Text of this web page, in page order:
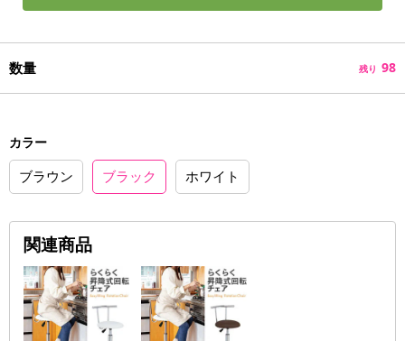
数量 残り 98
カラー
ブラウン ブラック ホワイト
関連商品